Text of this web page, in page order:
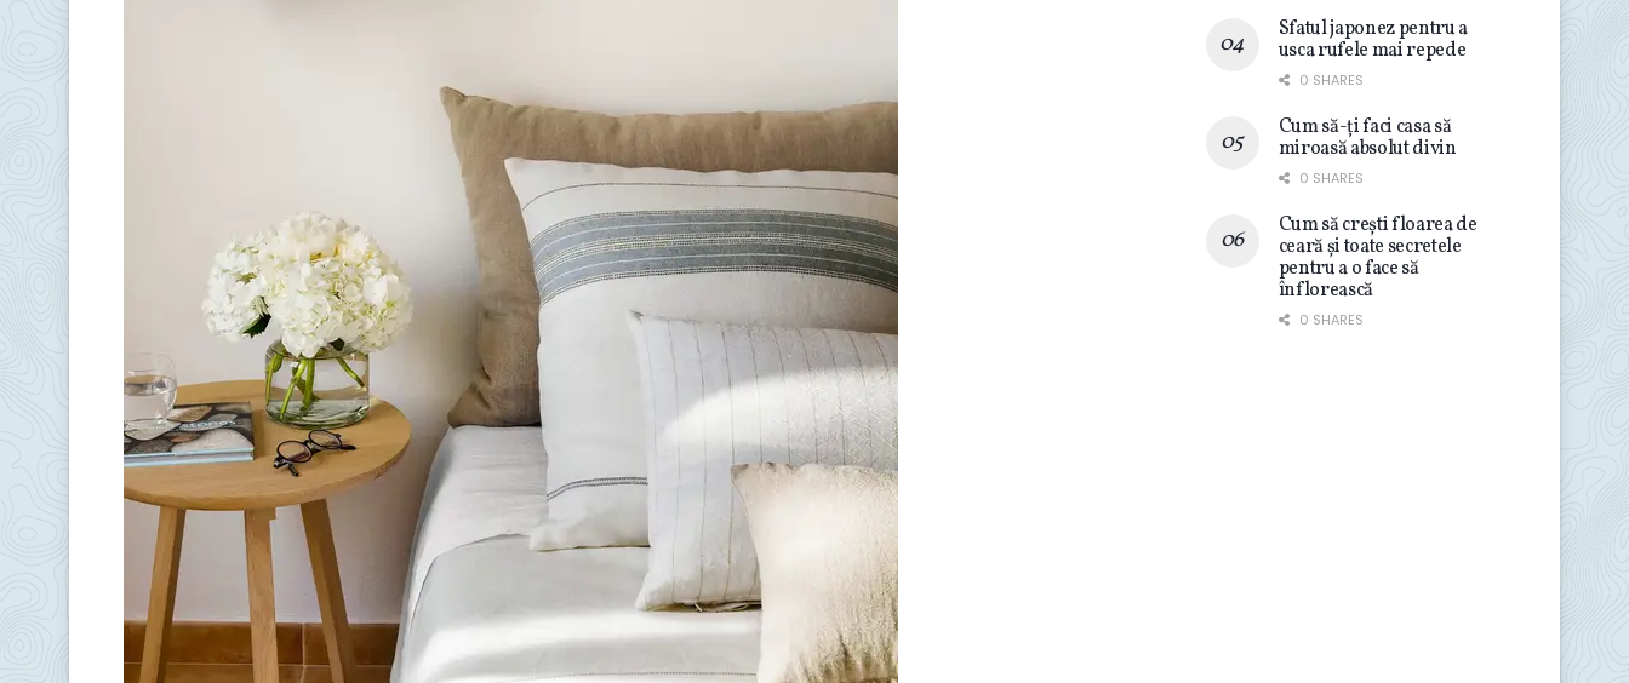
Sfatul japonez pentru a
usca rufele mai repede
0 SHARES
Cum să-ți faci casa să
miroasă absolut divin
0 SHARES
Cum să crești floarea de
ceară și toate secretele
pentru a o face să
înflorească
0 SHARES